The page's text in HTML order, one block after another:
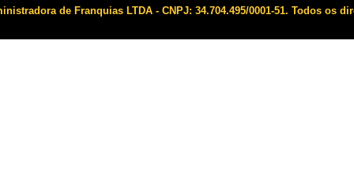
de Franquias LTDA - CNPJ: 34.704.495/0001-51. Todos os